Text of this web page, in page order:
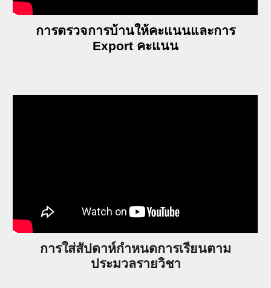
การตรวจการบ้านให้คะแนนและการ
Export คะแนน
การใส่สัปดาห์กำหนดการเรียนตาม
ประมวลรายวิชา